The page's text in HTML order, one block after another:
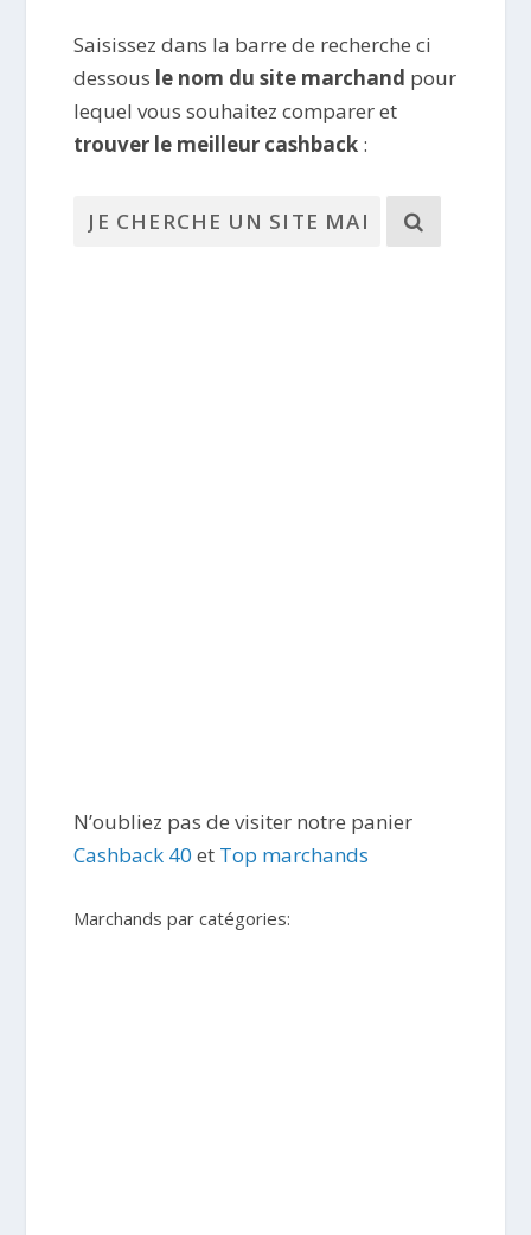
Saisissez dans la barre de recherche ci
dessous le nom du site marchand pour
lequel vous souhaitez comparer et
trouver le meilleur cashback :
N’oubliez pas de visiter notre panier
Cashback 40 et Top marchands
Marchands par catégories: